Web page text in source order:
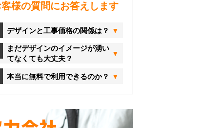
客様の質問にお答えします
デザインと工事価格の関係は？
まだデザインのイメージが湧い
てなくても大丈夫？
本当に無料で利用できるのか？